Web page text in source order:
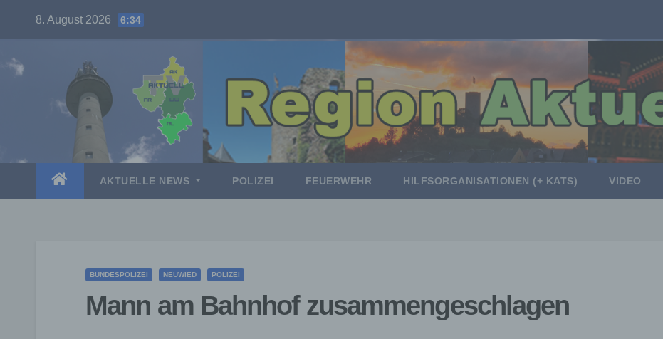
8. August 2026 6:34
AKTUELLE NEWS POLIZEI FEUERWEHR HILFSORGANISATIONEN (+ KATS) VIDEO
BUNDESPOLIZEI NEUWIED POLIZEI
Mann am Bahnhof zusammengeschlagen